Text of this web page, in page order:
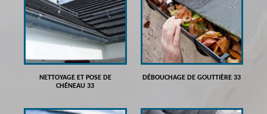
NETTOYAGE ET POSE DE
CHÉNEAU 33
DÉBOUCHAGE DE GOUTTIÈRE 33